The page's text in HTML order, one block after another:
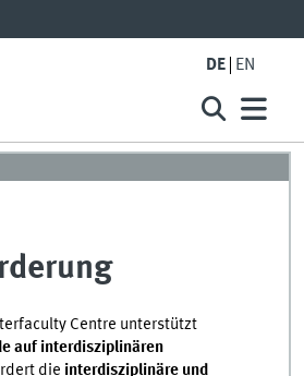
DE EN
Centre unterstützt
auf interdisziplinären
die interdisziplinäre und